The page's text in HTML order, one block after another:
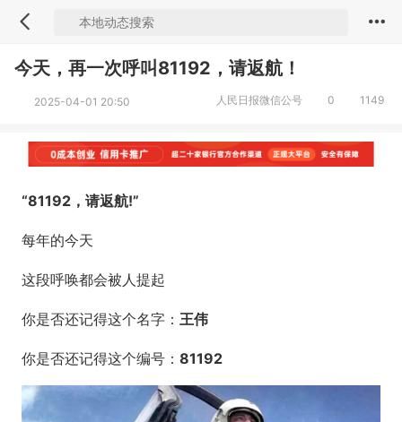
今天，再一次呼叫81192，请返航！
2025-04-01 20:50 1149
0
人民日报微信公号
“81192，请返航!”
每年的今天
这段呼唤都会被人提起
你是否还记得这个名字： 王伟
你是否还记得这个编号： 81192